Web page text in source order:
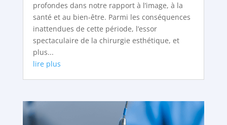
profondes dans notre rapport à l’image, à la
santé et au bien-être. Parmi les conséquences
inattendues de cette période, l’essor
spectaculaire de la chirurgie esthétique, et
plus...
lire plus